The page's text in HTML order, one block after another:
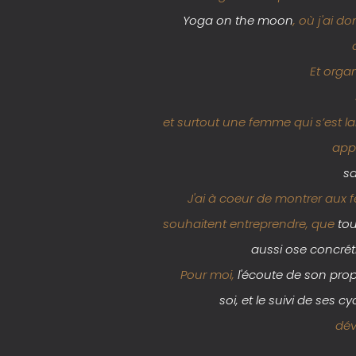
Yoga on the moon, où j'ai
Et
et surtout une femme qui s’est
J'ai à coeur de montrer aux
souhaitent entreprendre, que
aussi ose
Pour moi, l'écoute de son
soi, et le suivi de ses